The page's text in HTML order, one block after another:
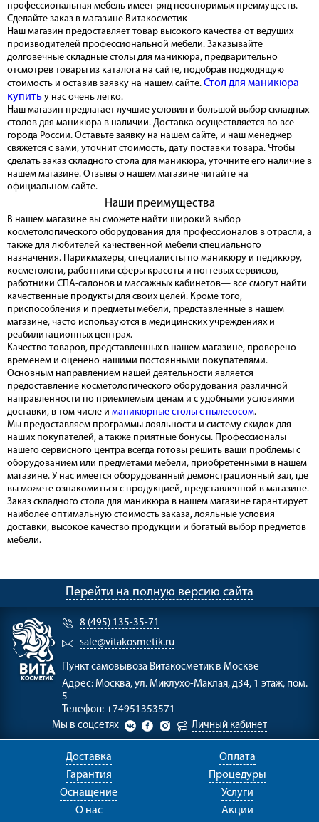
профессиональная мебель имеет ряд неоспоримых преимуществ.
Сделайте заказ в магазине Витакосметик
Наш магазин предоставляет товар высокого качества от ведущих
производителей профессиональной мебели. Заказывайте
долговечные складные столы для маникюра, предварительно
отсмотрев товары из каталога на сайте, подобрав подходящую
стоимость и оставив заявку на нашем сайте. Стол для маникюра
купить у нас очень легко.
Наш магазин предлагает лучшие условия и большой выбор складных
столов для маникюра в наличии. Доставка осуществляется во все
города России. Оставьте заявку на нашем сайте, и наш менеджер
свяжется с вами, уточнит стоимость, дату поставки товара. Чтобы
сделать заказ складного стола для маникюра, уточните его наличие в
нашем магазине. Отзывы о нашем магазине читайте на
официальном сайте.
Наши преимущества
В нашем магазине вы сможете найти широкий выбор
косметологического оборудования для профессионалов в отрасли, а
также для любителей качественной мебели специального
назначения. Парикмахеры, специалисты по маникюру и педикюру,
косметологи, работники сферы красоты и ногтевых сервисов,
работники СПА-салонов и массажных кабинетов— все смогут найти
качественные продукты для своих целей. Кроме того,
приспособления и предметы мебели, представленные в нашем
магазине, часто используются в медицинских учреждениях и
реабилитационных центрах.
Качество товаров, представленных в нашем магазине, проверено
временем и оценено нашими постоянными покупателями.
Основным направлением нашей деятельности является
предоставление косметологического оборудования различной
направленности по приемлемым ценам и с удобными условиями
доставки, в том числе и маникюрные столы с пылесосом.
Мы предоставляем программы лояльности и систему скидок для
наших покупателей, а также приятные бонусы. Профессионалы
нашего сервисного центра всегда готовы решить ваши проблемы с
оборудованием или предметами мебели, приобретенными в нашем
магазине. У нас имеется оборудованный демонстрационный зал, где
вы можете ознакомиться с продукцией, представленной в магазине.
Заказ складного стола для маникюра в нашем магазине гарантирует
наиболее оптимальную стоимость заказа, лояльные условия
доставки, высокое качество продукции и богатый выбор предметов
мебели.
Перейти на полную версию сайта
8 (495) 135-35-71
sale@vitakosmetik.ru
Пункт самовывоза Витакосметик в Москве
Адрес: Москва, ул. Миклухо-Маклая, д34, 1 этаж, пом.
5
Телефон: +74951353571
Мы в соцсетях
Личный кабинет
Доставка
Оплата
Гарантия
Процедуры
Оснащение
Услуги
О нас
Акции